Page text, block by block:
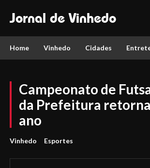
Jornal de Vinhedo
Home Vinhedo Cidades
Campeonato de
da Prefeitura
ano
Vinhedo Esportes